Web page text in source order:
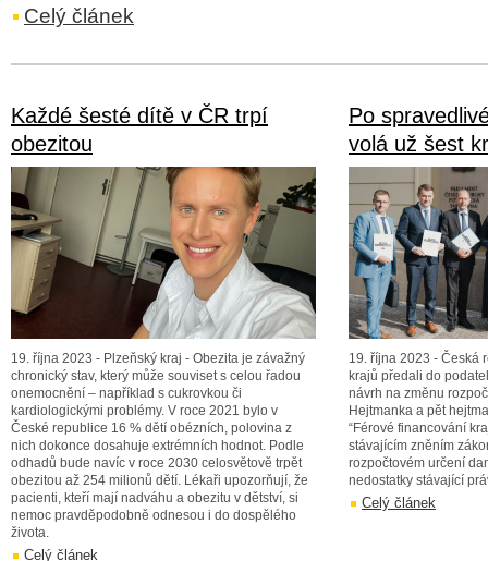
Celý článek
Každé šesté dítě v ČR trpí
obezitou
19. října 2023 - Plzeňský kraj - Obezita je závažný
chronický stav, který může souviset s celou řadou
onemocnění – například s cukrovkou či
kardiologickými problémy. V roce 2021 bylo v
České republice 16 % dětí obézních, polovina z
nich dokonce dosahuje extrémních hodnot. Podle
odhadů bude navíc v roce 2030 celosvětově trpět
obezitou až 254 milionů dětí. Lékaři upozorňují, že
pacienti, kteří mají nadváhu a obezitu v dětství, si
nemoc pravděpodobně odnesou i do dospělého
života.
Celý článek
Po
volá už šest
19. října 2023 - Česká
krajů předali do
návrh na změnu
Hejtmanka a pět
“Férové financování
stávajícím zněním
rozpočtovém určení
nedostatky stávající
Celý článek